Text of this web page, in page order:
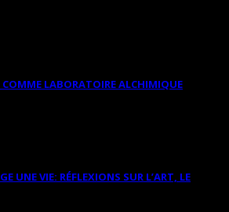
COMME LABORATOIRE ALCHIMIQUE
UNE VIE: RÉFLEXIONS SUR L’ART, LE